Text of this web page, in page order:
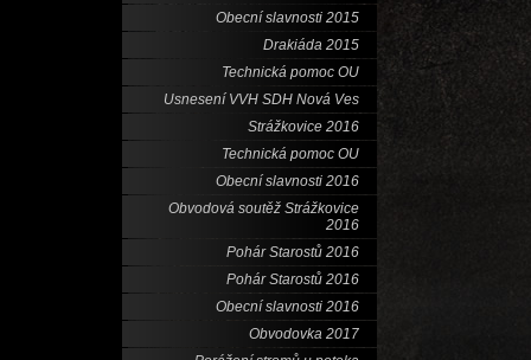
Obecní slavnosti 2015
Drakiáda 2015
Technická pomoc OU
Usnesení VVH SDH Nová Ves
Strážkovice 2016
Technická pomoc OU
Obecní slavnosti 2016
Obvodová soutěž Strážkovice
2016
Pohár Starostů 2016
Pohár Starostů 2016
Obecní slavnosti 2016
Obvodovka 2017